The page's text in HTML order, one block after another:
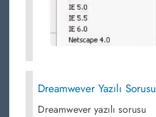
Dreamwever Yazılı Sorusu
Dreamwever yazılı sorusu